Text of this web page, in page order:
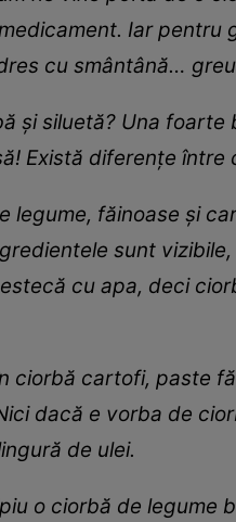
Iar
cu smântână…
și siluetă? Una
Există diferențe între
legume, făinoase și
sunt
cu apa, deci
ciorbă cartofi, paste
dacă e vorba de
de ulei.
o ciorbă de legume